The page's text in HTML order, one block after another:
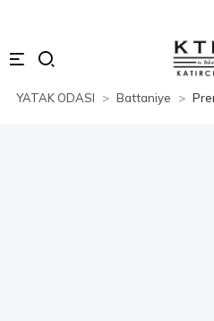
YATAK ODASI Battaniye